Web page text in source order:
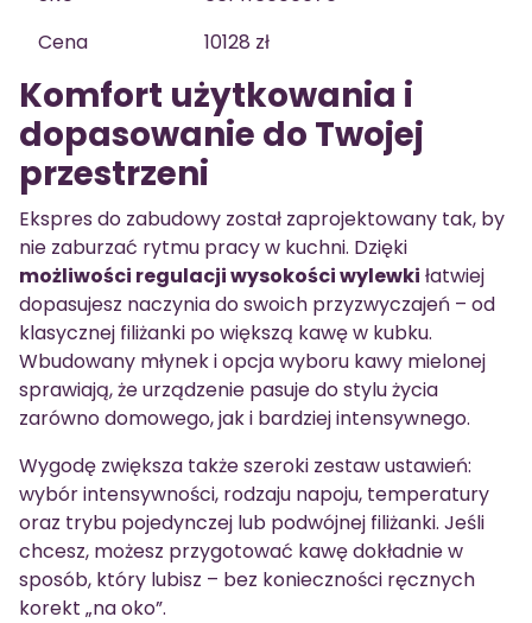
Cena
10128 zł
Komfort użytkowania i
dopasowanie do Twojej
przestrzeni
Ekspres do zabudowy został zaprojektowany tak, by
nie zaburzać rytmu pracy w kuchni. Dzięki
możliwości regulacji wysokości wylewki łatwiej
dopasujesz naczynia do swoich przyzwyczajeń – od
klasycznej filiżanki po większą kawę w kubku.
Wbudowany młynek i opcja wyboru kawy mielonej
sprawiają, że urządzenie pasuje do stylu życia
zarówno domowego, jak i bardziej intensywnego.
Wygodę zwiększa także szeroki zestaw ustawień:
wybór intensywności, rodzaju napoju, temperatury
oraz trybu pojedynczej lub podwójnej filiżanki. Jeśli
chcesz, możesz przygotować kawę dokładnie w
sposób, który lubisz – bez konieczności ręcznych
korekt „na oko”.